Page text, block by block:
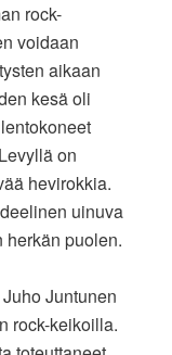
rock-
voidaan
aikaan
kesä oli
on
hevirokkia.
uinuva
herkän puolen.
Juntunen
rock-keikoilla.